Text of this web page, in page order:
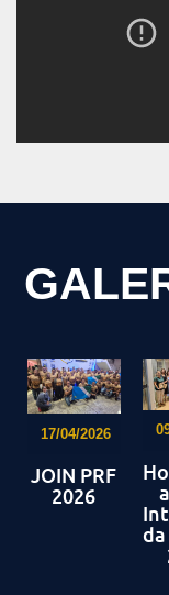
17/04/2026
JOIN PRF
2026